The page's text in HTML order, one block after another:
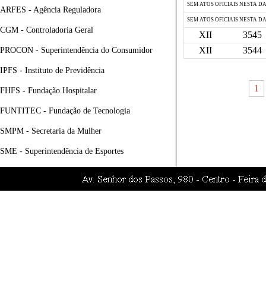
ARFES - Agência Reguladora
CGM - Controladoria Geral
PROCON - Superintendência do Consumidor
IPFS - Instituto de Previdência
FHFS - Fundação Hospitalar
FUNTITEC - Fundação de Tecnologia
SMPM - Secretaria da Mulher
SME - Superintendência de Esportes
SEM ATOS OFICIAIS NESTA
SEM ATOS OFICIAIS NESTA
XII
3545
XII
3544
1